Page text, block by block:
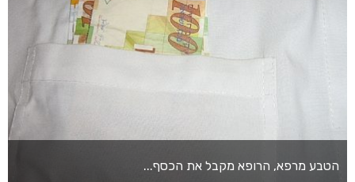
הטבע מרפא, הרופא מקבל את הכסף...